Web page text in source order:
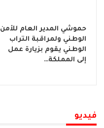
حموشي المدير العام للأمن
الوطني ولمراقبة التراب
الوطني يقوم بزيارة عمل
إلى المملكة…
فيديو